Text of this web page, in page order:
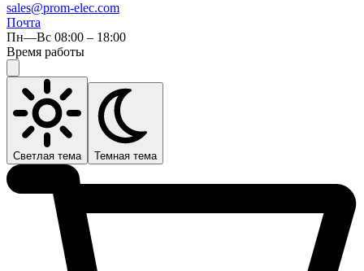
sales@prom-elec.com
Почта
Пн—Вс 08:00 – 18:00
Время работы
Светлая тема Темная тема